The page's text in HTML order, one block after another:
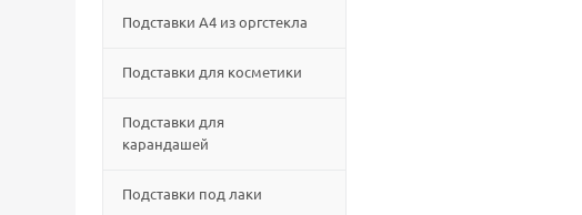
Подставки А4 из оргстекла
Подставки для косметики
Подставки для
карандашей
Подставки под лаки